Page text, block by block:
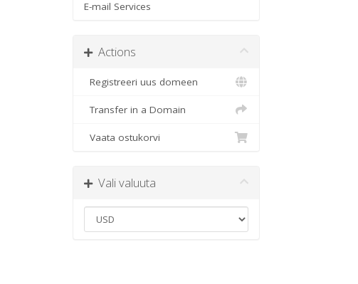
E-mail Services
Actions
Registreeri uus domeen
Transfer in a Domain
Vaata ostukorvi
Vali valuuta